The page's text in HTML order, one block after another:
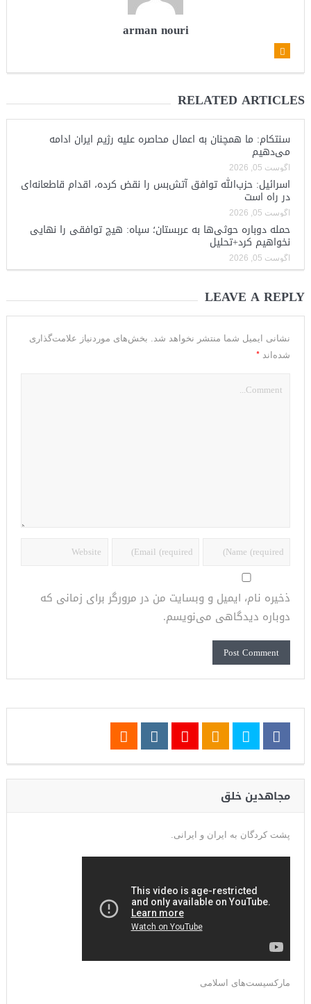
arman nouri
RELATED ARTICLES
سنتکام: ما همچنان به اعمال محاصره علیه رژیم ایران ادامه
می‌دهیم
آگوست 05, 2026
اسرائیل: حزب‌الله توافق آتش‌بس را نقض کرده، اقدام قاطعانه‌ای
در راه است
آگوست 05, 2026
حمله دوباره حوثی‌ها به عربستان؛ سپاه: هیچ توافقی را نهایی
نخواهیم کرد+تحلیل
آگوست 05, 2026
LEAVE A REPLY
نشانی ایمیل شما منتشر نخواهد شد.
بخش‌های موردنیاز علامت‌گذاری
شده‌اند *
ذخیره نام، ایمیل و وبسایت من در مرورگر برای زمانی که
دوباره دیدگاهی می‌نویسم.
مجاهدین خلق
پشت کردگان به ایران و ایرانی.
مارکسیست‌های اسلامی